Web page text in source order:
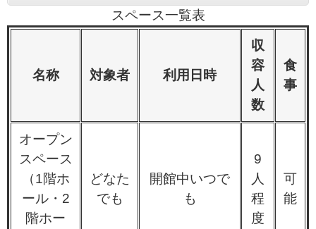
スペース一覧表
名称 対象者 利用日時
収
容
人
数
食
事
オープン
スペース
（1階ホ
ール・2
階ホー
どなた
でも
開館中いつで
も
9
人
程
度
可
能